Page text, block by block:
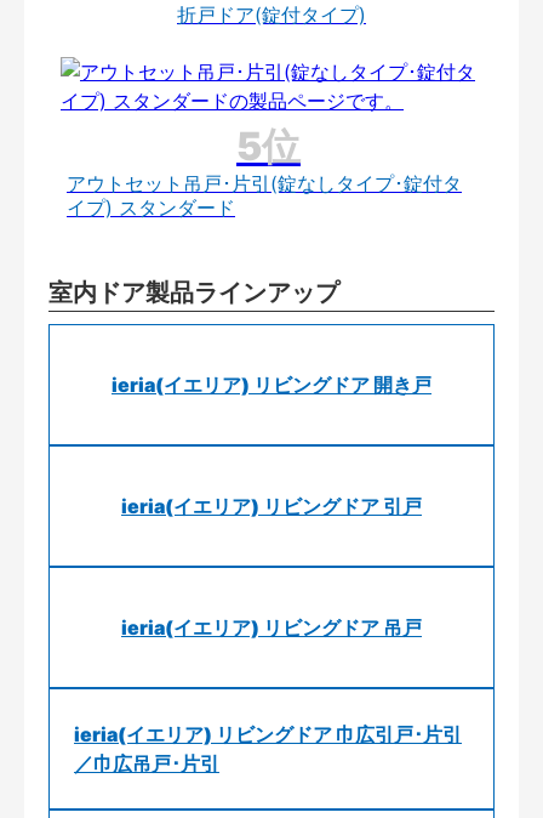
折戸ドア(錠付タイプ)
アウトセット吊戸･片引(錠なしタイプ･錠付タ
イプ) スタンダード
室内ドア製品ラインアップ
ieria(イエリア) リビングドア 開き戸
ieria(イエリア) リビングドア 引戸
ieria(イエリア) リビングドア 吊戸
ieria(イエリア) リビングドア 巾広引戸･片引
／巾広吊戸･片引